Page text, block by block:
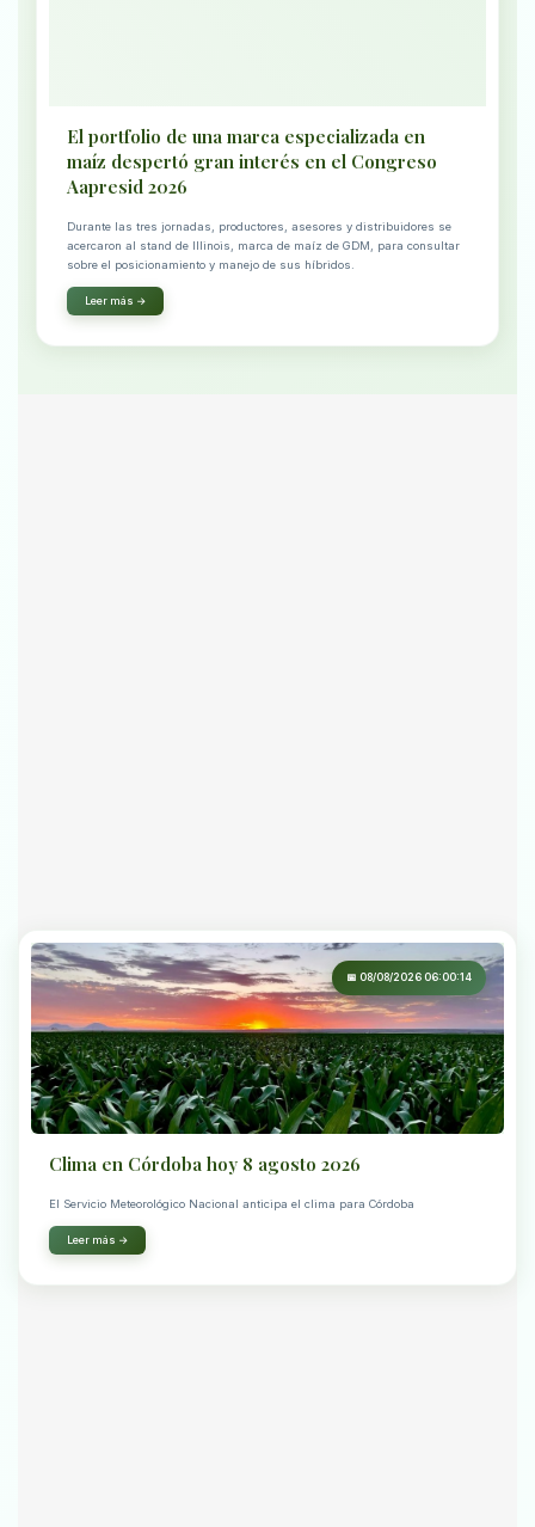
El portfolio de una marca especializada en
maíz despertó gran interés en el Congreso
Aapresid 2026
Durante las tres jornadas, productores, asesores y distribuidores se
acercaron al stand de Illinois, marca de maíz de GDM, para consultar
sobre el posicionamiento y manejo de sus híbridos.
Leer más →
📅 08/08/2026 06:00:14
Clima en Córdoba hoy 8 agosto 2026
El Servicio Meteorológico Nacional anticipa el clima para Córdoba
Leer más →